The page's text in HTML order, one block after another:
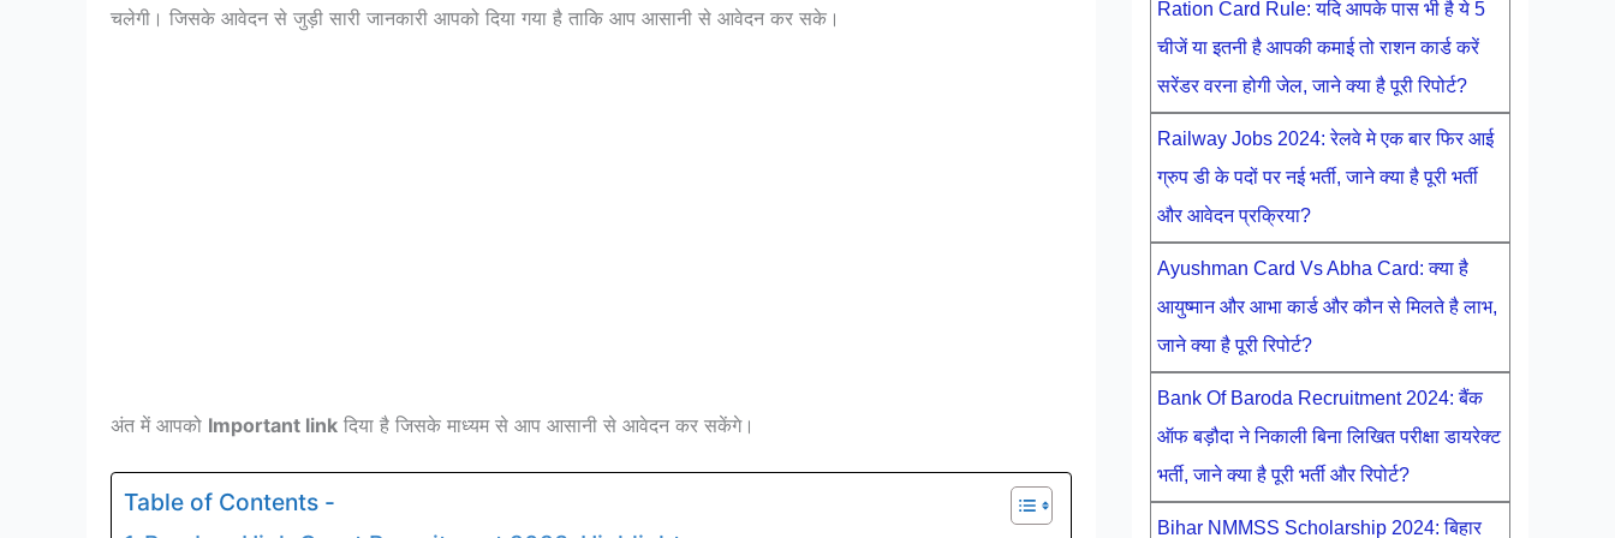
चलेगी। जिसके आवेदन से जुड़ी सारी जानकारी आपको दिया गया है ताकि आप आसानी से आवेदन कर सके।
अंत में आपको Important link दिया है जिसके माध्यम से आप आसानी से आवेदन कर सकेंगे।
Table of Contents -
Ration Card Rule: यदि आपके पास भी है ये 5
चीजें या इतनी है आपकी कमाई तो राशन कार्ड करें
सरेंडर वरना होगी जेल, जाने क्या है पूरी रिपोर्ट?
Railway Jobs 2024: रेलवे मे एक बार फिर आई
ग्रुप डी के पदों पर नई भर्ती, जाने क्या है पूरी भर्ती
और आवेदन प्रक्रिया?
Ayushman Card Vs Abha Card: क्या है
आयुष्मान और आभा कार्ड और कौन से मिलते है लाभ,
जाने क्या है पूरी रिपोर्ट?
Bank Of Baroda Recruitment 2024: बैंक
ऑफ बड़ौदा ने निकाली बिना लिखित परीक्षा डायरेक्ट
भर्ती, जाने क्या है पूरी भर्ती और रिपोर्ट?
Bihar NMMSS Scholarship 2024: बिहार